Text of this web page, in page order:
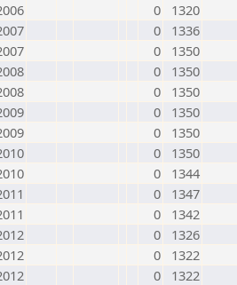
0
1320
0
1336
0
1350
0
1350
0
1350
0
1350
0
1350
0
1350
0
1344
0
1347
0
1342
0
1326
0
1322
0
1322